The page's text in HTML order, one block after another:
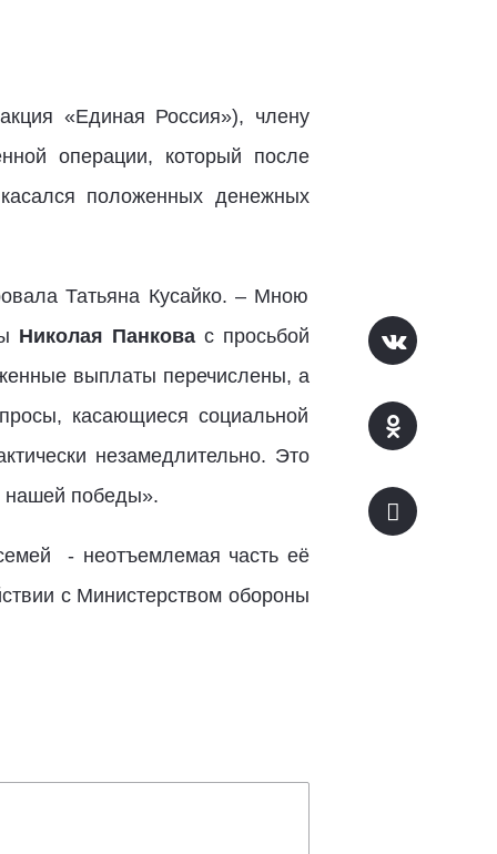
«Единая Россия»), члену
операции, который после
положенных денежных
Татьяна Кусайко. – Мною
Николая Панковас просьбой
выплаты перечислены, а
касающиеся социальной
незамедлительно. Это
нашей победы».
- неотъемлемая часть её
с Министерством обороны